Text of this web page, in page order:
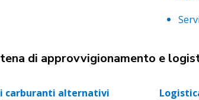
di approvvigionamento e
carburanti alternativi